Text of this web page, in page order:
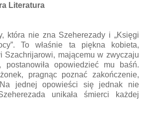
Literatura
która nie zna Szeherezady i „Księgi
To właśnie ta piękna kobieta,
Szachrijarowi, mającemu w zwyczaju
postanowiła opowiedzieć mu baśń.
pragnąc poznać zakończenie,
jednej opowieści się jednak nie
unikała śmierci każdej